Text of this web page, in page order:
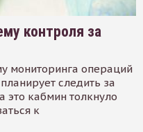
контроля за
мониторинга операций
следить за
это кабмин толкнуло
к